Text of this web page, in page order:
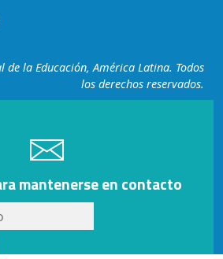
la Educación, América Latina. Todos
los derechos reservados.
mantenerse en contacto